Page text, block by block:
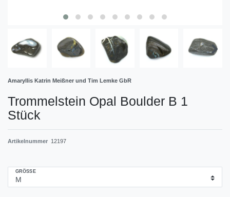
Amaryllis Katrin Meißner und Tim Lemke GbR
Trommelstein Opal Boulder B 1
Stück
Artikelnummer 12197
GRÖSSE